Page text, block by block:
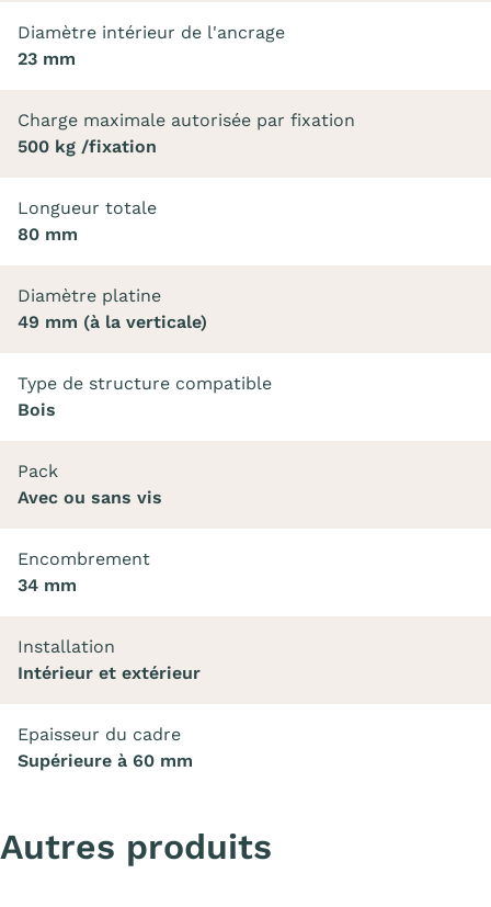
Diamètre intérieur de l'ancrage
23 mm
Charge maximale autorisée par fixation
500 kg /fixation
Longueur totale
80 mm
Diamètre platine
49 mm (à la verticale)
Type de structure compatible
Bois
Pack
Avec ou sans vis
Encombrement
34 mm
Installation
Intérieur et extérieur
Epaisseur du cadre
Supérieure à 60 mm
Autres produits